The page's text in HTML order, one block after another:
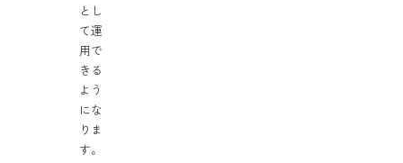
とし
て運
用で
きる
よう
にな
りま
す。